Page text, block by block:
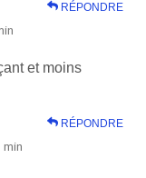
RÉPONDRE
et moins
RÉPONDRE
min